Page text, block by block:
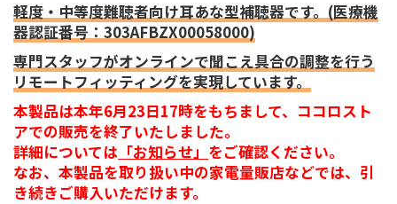
軽度・中等度難聴者向け耳あな型補聴器です。(医療機
器認証番号：303AFBZX00058000)
専門スタッフがオンラインで聞こえ具合の調整を行う
リモートフィッティングを実現しています。
本製品は本年6月23日17時をもちまして、ココロスト
アでの販売を終了いたしました。
詳細については 「お知らせ」 をご確認ください。
なお、本製品を取り扱い中の家電量販店などでは、引
き続きご購入いただけます。